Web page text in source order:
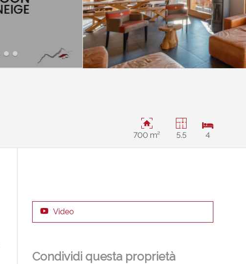
700 m²
5.5 4
Video
Condividi questa proprietà